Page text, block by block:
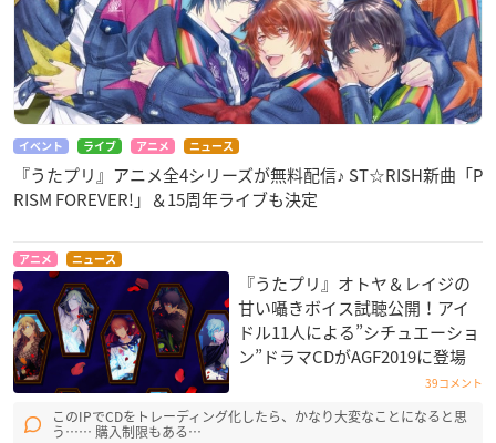
イベント ライブ アニメ ニュース
『うたプリ』アニメ全4シリーズが無料配信♪ ST☆RISH新曲「P
RISM FOREVER!」＆15周年ライブも決定
アニメ ニュース
『うたプリ』オトヤ＆レイジの
甘い囁きボイス試聴公開！アイ
ドル11人による”シチュエーショ
ン”ドラマCDがAGF2019に登場
39コメント
このIPでCDをトレーディング化したら、かなり大変なことになると思
う…… 購入制限もある…